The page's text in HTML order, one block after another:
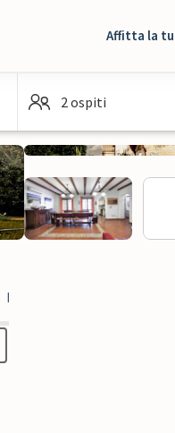
Affitta la
2 ospiti
Informazioni legali